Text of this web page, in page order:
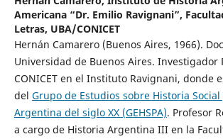
Americana “Dr. Emilio Ravignani”,
Letras, UBA/CONICET
Hernán Camarero (Buenos Aires, 1966).
Universidad de Buenos Aires. Investigador
CONICET en el Instituto Ravignani, donde
del Grupo de Estudios sobre Historia Social
Argentina del siglo XX (GEHSPA). Profesor
a cargo de Historia Argentina III en la